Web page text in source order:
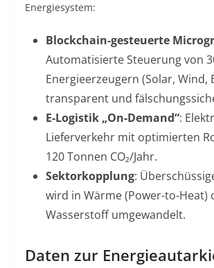
Energiesystem:
Blockchain-gesteuerte
Automatisierte Steuerung von
Energieerzeugern (Solar, Wind,
transparent und
E-Logistik „On-Demand“:
Lieferverkehr mit optimierten
120 Tonnen CO₂/Jahr.
Sektorkopplung:
wird in Wärme (Power-to-Heat)
Wasserstoff umgewandelt.
Daten zur